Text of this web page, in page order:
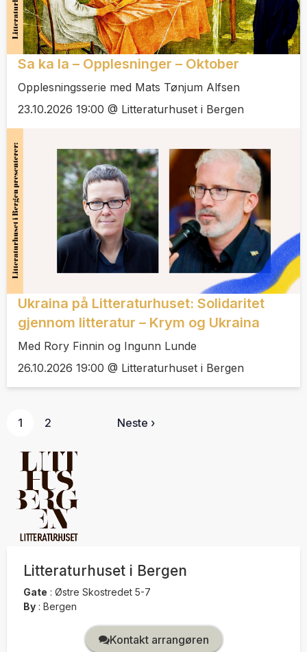
Sa ka la – Opplesninger – Oktober
Opplesningsserie med Mats Tønjum Alfsen
23.10.2026 19:00 @ Litteraturhuset i Bergen
Ukraina på Litteraturhuset: Solidaritet
gjennom litteratur – Krym og Ukraina
Med Rory Finnin og Ingunn Lunde
26.10.2026 19:00 @ Litteraturhuset i Bergen
1 2 Neste ›
Litteraturhuset i Bergen
Gate : Østre Skostredet 5-7
By : Bergen
Kontakt arrangøren